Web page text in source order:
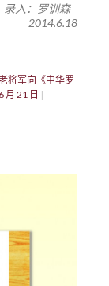
入：罗训森
2014.6.18
将军向《中华罗
月 21 日